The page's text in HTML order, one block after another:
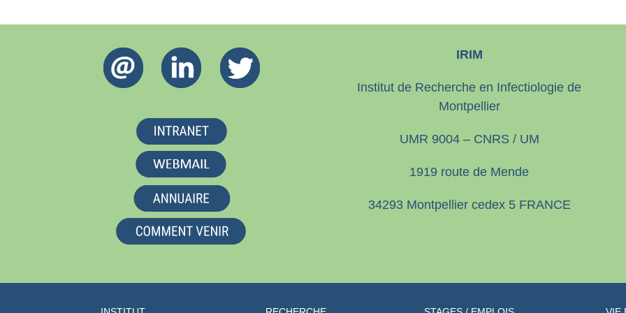
IRIM
Institut de Recherche en Infectiologie de
Montpellier
UMR 9004 – CNRS / UM
1919 route de Mende
34293 Montpellier cedex 5 FRANCE